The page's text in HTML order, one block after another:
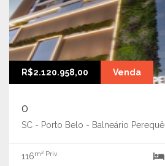
R$2.120.958,00 Venda
0
SC - Porto Belo - Balneário Perequê
116m² Priv.